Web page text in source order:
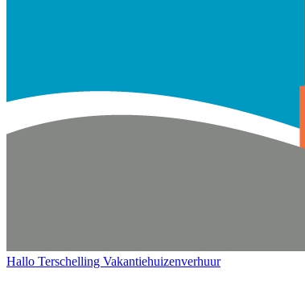
Hallo Terschelling Vakantiehuizenverhuur